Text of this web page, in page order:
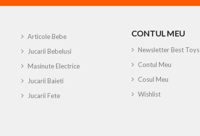
Articole Bebe
Jucarii Bebelusi
Masinute Electrice
Jucarii Baieti
Jucarii Fete
CONTUL MEU
Newsletter Best Toys
Contul Meu
Cosul Meu
Wishlist